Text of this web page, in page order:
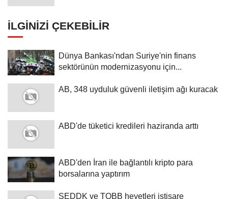
İLGINIZI ÇEKEBILIR
Dünya Bankası'ndan Suriye'nin finans
sektörünün modernizasyonu için...
AB, 348 uyduluk güvenli iletişim ağı kuracak
ABD'de tüketici kredileri haziranda arttı
ABD'den İran ile bağlantılı kripto para
borsalarına yaptırım
SEDDK ve TOBB heyetleri istişare